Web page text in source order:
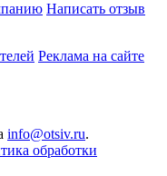
Написать отзыв
Реклама на сайте
info@otsiv.ru.
обработки